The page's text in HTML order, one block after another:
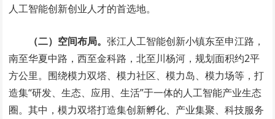
人工智能创新创业人才的首选地。
（二）空间布局。张江人工智能创新小镇东至申江路，
南至华夏中路，西至金科路，北至川杨河，规划面积约2平
方公里。围绕模力双塔、模力社区、模力岛、模力场等，打
造集“研发、生态、应用、生活”于一体的人工智能产业生态
圈。其中，模力双塔打造集创新孵化、产业集聚、科技服务